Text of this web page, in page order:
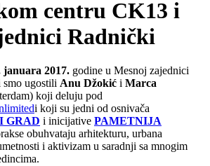
centru CK13 i
Radnički
januara 2017. godine u Mesnoj zajednici
ugostili Anu Džokić i Marca
koji deluju pod
i koji su jedni od osnivača
GRAD i inicijative PAMETNIJA
obuhvataju arhitekturu, urbana
i aktivizam u saradnji sa mnogim